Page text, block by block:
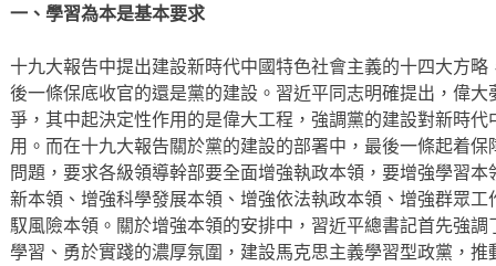
一、學習為本是基本要求
十九大報告中提出建設新時代中國特色社會主義的十四大方
後一條保底收官的還是黨的建設。習近平同志明確提出，偉
爭，其中起決定性作用的是偉大工程，強調黨的建設對新時
用。而在十九大報告關於黨的建設的部署中，最後一條起着
問題，要求各級領導幹部要全面增強執政本領，要增強學習
新本領、增強科學發展本領、增強依法執政本領、增強群眾
馭風險本領。關於增強本領的安排中，習近平總書記首先強
學習、勇於實踐的濃厚氛圍，建設馬克思主義學習型政黨，推